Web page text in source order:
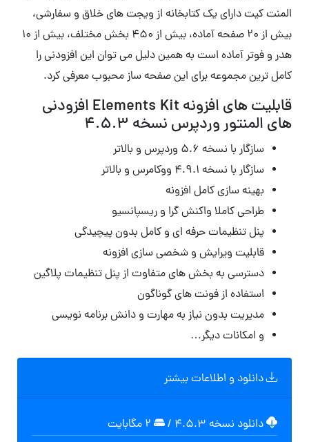
المنت کیت دارای یک کتابخانه از ویجت های خلاق و سفارشی،
بیش از ۲۰ صفحه آماده، بیش از ۴۵۰ بخش مختلف، بیش از ۱۰
هدر و فوتر آماده است به همین دلیل می توان این افزودنی را
کامل ترین مجموعه برای این صفحه ساز محبوب معرفی کرد.
قابلیت های افزونه Elements Kit افزودنی
های المنتور وردپرس نسخه ۴.۵.۳
سازگار با نسخه ۵.۶ وردپرس و بالاتر
سازگار با نسخه ۴.۹.۱ ووکامرس و بالاتر
بهینه سازی کامل افزونه
طراحی کاملا واکنش گرا و ریسپانسیو
پنل تنظیمات حرفه ای و کامل بدون پیچیدگی
قابلیت ویرایش و شخصی سازی افزونه
دسترسی به بخش های متفاوت از پنل تنظیمات پلاگین
استفاده از فونت های گوناگون
مدیریت بدون نیاز به مهارت و دانش برنامه نویسی
و امکانات دیگر…
دانلود و اطلاعات بیشتر
دانلود نسخه ۴.۵.۳ /